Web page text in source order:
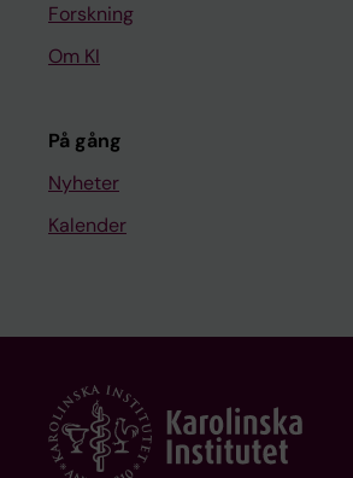
Forskning
Om KI
På gång
Nyheter
Kalender